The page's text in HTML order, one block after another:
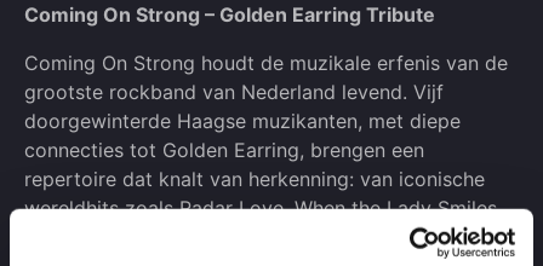
Coming On Strong – Golden Earring Tribute
Coming On Strong houdt de muzikale erfenis van de
grootste rockband van Nederland levend. Vijf
doorgewinterde Haagse muzikanten, met diepe
connecties tot Golden Earring, brengen een
repertoire dat knalt van herkenning: van iconische
wereldhits zoals Radar Love, When the Lady Smiles